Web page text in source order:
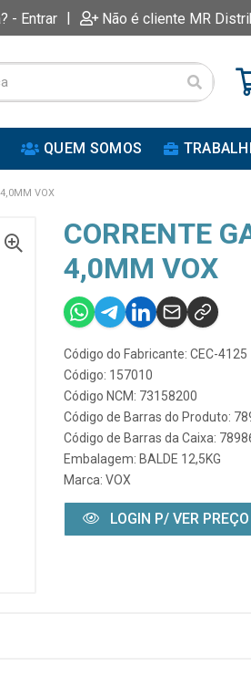
- Entrar | Não é cliente MR
QUEM SOMOS
VOX
CORRENTE
4,0MM VOX
Código do Fabricante: CEC-4125
Código: 157010
Código NCM: 73158200
Código de Barras do Produto:
Código de Barras da Caixa:
Embalagem: BALDE 12,5KG
Marca: VOX
LOGIN P/ VER PREÇO